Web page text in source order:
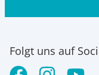
Folgt uns auf